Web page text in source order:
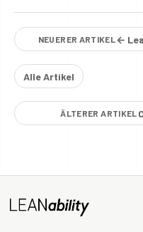
NEUERER ARTIKEL←
Alle Artikel
ÄLTERER ARTIKEL